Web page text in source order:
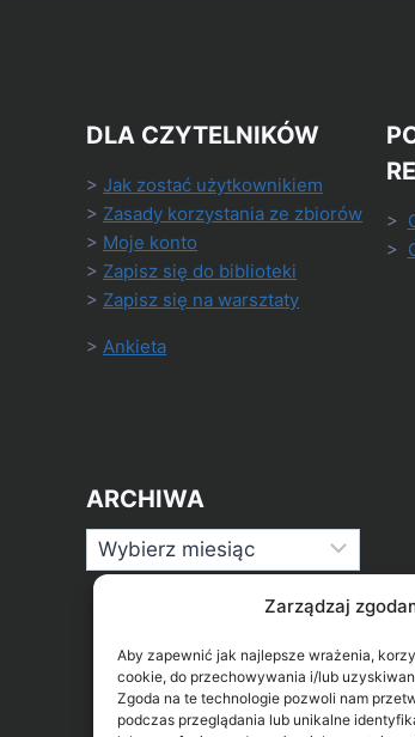
Zarządzaj
Aby zapewnić jak najlepsze wrażenia,
cookie, do przechowywania i/lub
Zgoda na te technologie pozwoli nam
podczas przeglądania lub unikalne
DLA CZYTELNIKÓW
>Jak zostać użytkownikiem
> Zasady korzystania ze zbiorów
> Moje konto
> Zapisz się do biblioteki
> Zapisz się na warsztaty
> Ankieta
ARCHIWA
Archiwa
>
>